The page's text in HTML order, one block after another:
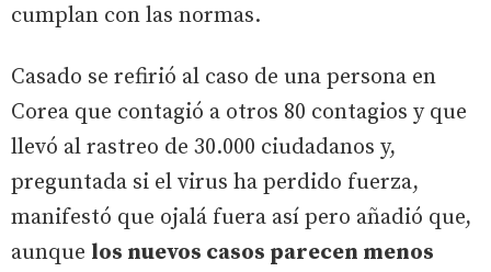
cumplan con las normas.
Casado se refirió al caso de una persona en
Corea que contagió a otros 80 contagios y que
llevó al rastreo de 30.000 ciudadanos y,
preguntada si el virus ha perdido fuerza,
manifestó que ojalá fuera así pero añadió que,
aunque los nuevos casos parecen menos